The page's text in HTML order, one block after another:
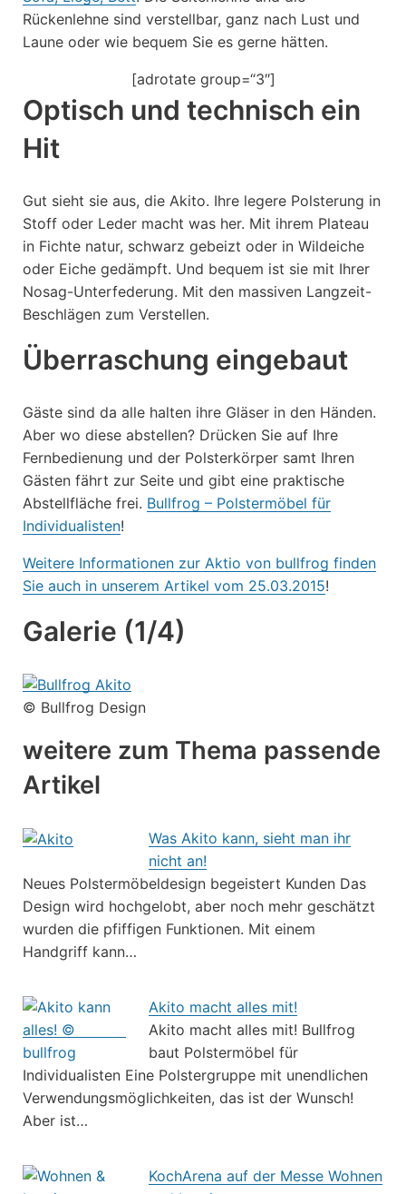
Rückenlehne sind verstellbar, ganz nach Lust und
Laune oder wie bequem Sie es gerne hätten.
[adrotate group=“3″]
Optisch und technisch ein
Hit
Gut sieht sie aus, die Akito. Ihre legere Polsterung in
Stoff oder Leder macht was her. Mit ihrem Plateau
in Fichte natur, schwarz gebeizt oder in Wildeiche
oder Eiche gedämpft. Und bequem ist sie mit Ihrer
Nosag-Unterfederung. Mit den massiven Langzeit-
Beschlägen zum Verstellen.
Überraschung eingebaut
Gäste sind da alle halten ihre Gläser in den Händen.
Aber wo diese abstellen? Drücken Sie auf Ihre
Fernbedienung und der Polsterkörper samt Ihren
Gästen fährt zur Seite und gibt eine praktische
Abstellfläche frei. Bullfrog – Polstermöbel für
Individualisten!
Weitere Informationen zur Aktio von bullfrog finden
Sie auch in unserem Artikel vom 25.03.2015!
Galerie (1/4)
© Bullfrog Design
weitere zum Thema passende
Artikel
Was Akito kann, sieht man ihr
nicht an!
Neues Polstermöbeldesign begeistert Kunden Das
Design wird hochgelobt, aber noch mehr geschätzt
wurden die pfiffigen Funktionen. Mit einem
Handgriff kann…
Akito macht alles mit!
Akito macht alles mit! Bullfrog
baut Polstermöbel für
Individualisten Eine Polstergruppe mit unendlichen
Verwendungsmöglichkeiten, das ist der Wunsch!
Aber ist…
KochArena auf der Messe Wohnen